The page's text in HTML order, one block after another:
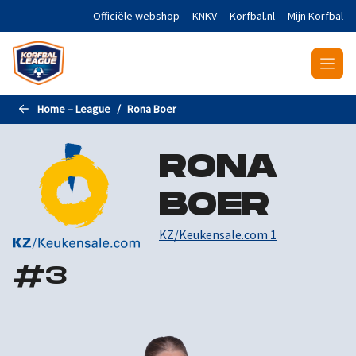
Naar de hoofdinhoud gaanOfficiële webshop KNKV Korfbal.nl Mijn Korfbal
Home – League Rona Boer
RONA
BOER
KZ/Keukensale.com 1
#3